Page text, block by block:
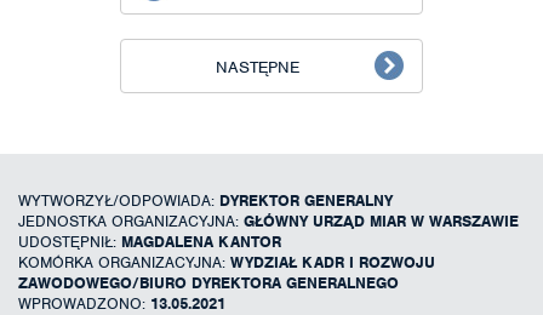
NASTĘPNE
WYTWORZYŁ/ODPOWIADA: DYREKTOR GENERALNY
JEDNOSTKA ORGANIZACYJNA: GŁÓWNY URZĄD MIAR W WARSZAWIE
UDOSTĘPNIŁ: MAGDALENA KANTOR
KOMÓRKA ORGANIZACYJNA: WYDZIAŁ KADR I ROZWOJU
ZAWODOWEGO/BIURO DYREKTORA GENERALNEGO
WPROWADZONO: 13.05.2021